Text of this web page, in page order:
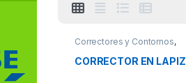
Correctores y Contornos,
CORRECTOR EN LAPIZ